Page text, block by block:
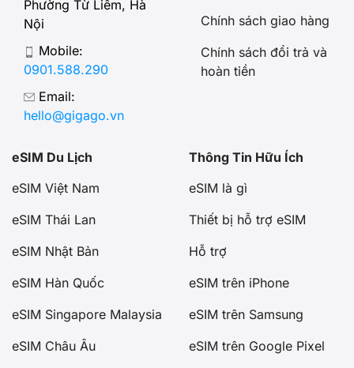
Phường Từ Liêm, Hà
Nội
Mobile:
0901.588.290
Email:
hello@gigago.vn
Chính sách giao hàng
Chính sách đổi trả và
hoàn tiền
eSIM Du Lịch
eSIM Việt Nam
eSIM Thái Lan
eSIM Nhật Bản
eSIM Hàn Quốc
eSIM Singapore Malaysia
eSIM Châu Âu
Thông Tin Hữu Ích
eSIM là gì
Thiết bị hỗ trợ eSIM
Hỗ trợ
eSIM trên iPhone
eSIM trên Samsung
eSIM trên Google Pixel